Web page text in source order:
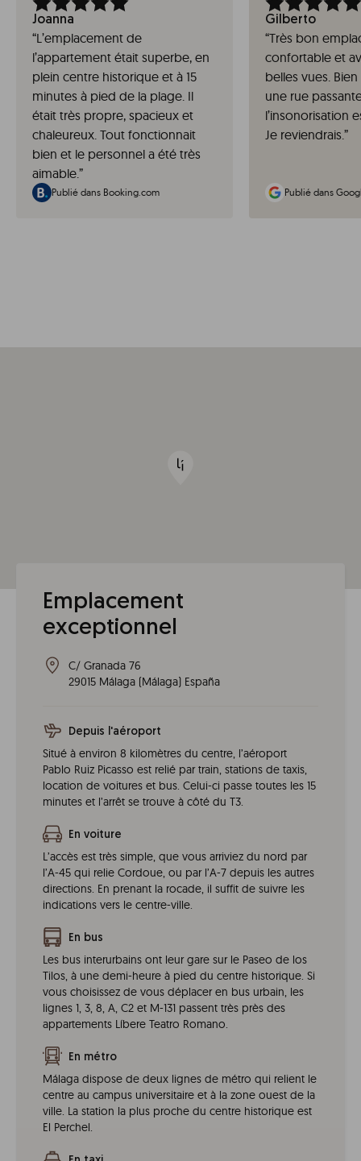
Joanna
“L’emplacement de
l’appartement était superbe, en
plein centre historique et à 15
minutes à pied de la plage. Il
était très propre, spacieux et
chaleureux. Tout fonctionnait
bien et le personnel a été très
aimable.”
Publié dans Booking.com
Gilberto
“Très bon
confortable et
belles vues.
une rue
l’insonorisation
Je reviendrais.”
Publié dans
Emplacement
exceptionnel
C/ Granada 76
29015 Málaga (Málaga) España
Depuis l'aéroport
Situé à environ 8 kilomètres du centre, l’aéroport
Pablo Ruiz Picasso est relié par train, stations de taxis,
location de voitures et bus. Celui-ci passe toutes les 15
minutes et l’arrêt se trouve à côté du T3.
En voiture
L’accès est très simple, que vous arriviez du nord par
l’A-45 qui relie Cordoue, ou par l’A-7 depuis les autres
directions. En prenant la rocade, il suffit de suivre les
indications vers le centre-ville.
En bus
Les bus interurbains ont leur gare sur le Paseo de los
Tilos, à une demi-heure à pied du centre historique. Si
vous choisissez de vous déplacer en bus urbain, les
lignes 1, 3, 8, A, C2 et M-131 passent très près des
appartements Líbere Teatro Romano.
En métro
Málaga dispose de deux lignes de métro qui relient le
centre au campus universitaire et à la zone ouest de la
ville. La station la plus proche du centre historique est
El Perchel.